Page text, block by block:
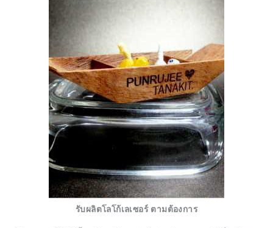
รับผลิตโลโก้เลเซอร์ ตามต้องการ